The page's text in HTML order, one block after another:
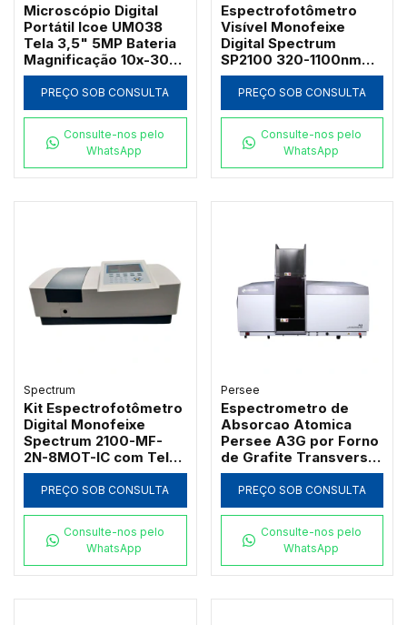
Microscópio Digital
Portátil Icoe UM038
Tela 3,5" 5MP Bateria
Magnificação 10x-300x
e Iluminação LED
PREÇO SOB CONSULTA
Consulte-nos pelo
WhatsApp
Espectrofotômetro
Visível Monofeixe
Digital Spectrum
SP2100 320-1100nm
com Suporte 4
Cubetas de 50mm e
Software PC
PREÇO SOB CONSULTA
Consulte-nos pelo
WhatsApp
Spectrum
Kit Espectrofotômetro
Digital Monofeixe
Spectrum 2100-MF-
2N-8MOT-IC com Tela
de 7" Banda 2nm 21
CFR e Carrossel 8
Posições
PREÇO SOB CONSULTA
Consulte-nos pelo
WhatsApp
Persee
Espectrometro de
Absorcao Atomica
Persee A3G por Forno
de Grafite Transversal
com Correcao D2 e SR
PREÇO SOB CONSULTA
Consulte-nos pelo
WhatsApp